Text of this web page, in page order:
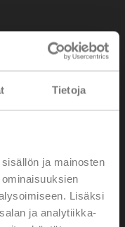
Tietoja
ja mainosten
Lisäksi
ja analytiikka-
NTC10k
halkaisija 6